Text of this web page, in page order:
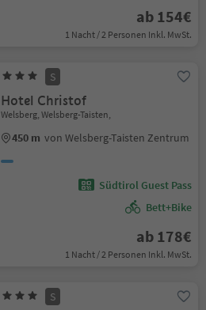
ab 154€
1 Nacht / 2 Personen Inkl. MwSt.
S
Hotel Christof
Welsberg, Welsberg-Taisten,
450 m von Welsberg-Taisten Zentrum
Südtirol Guest Pass
Bett+Bike
ab 178€
1 Nacht / 2 Personen Inkl. MwSt.
S